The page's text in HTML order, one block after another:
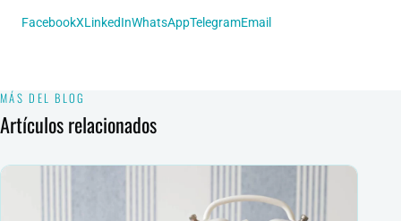
FacebookXLinkedInWhatsAppTelegramEmail
MÁS DEL BLOG
Artículos relacionados